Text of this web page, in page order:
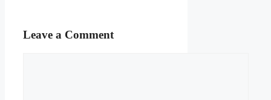
Leave a Comment